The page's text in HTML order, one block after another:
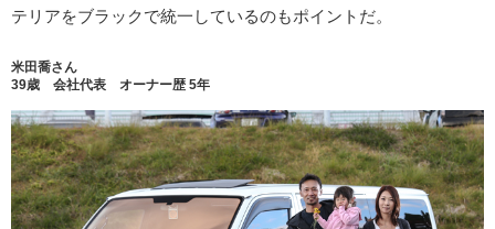
テリアをブラックで統一しているのもポイントだ。
米田喬さん
39歳 会社代表 オーナー歴 5年